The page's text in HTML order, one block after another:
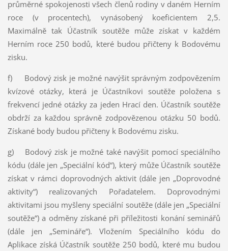
průměrné spokojenosti všech členů rodiny v daném Herním
roce (v procentech), vynásobený koeficientem 2,5.
Maximálně tak Účastník soutěže může získat v každém
Herním roce 250 bodů, které budou přičteny k Bodovému
zisku.
f) Bodový zisk je možné navýšit správným zodpovězením
kvízové otázky, která je Účastníkovi soutěže položena s
frekvencí jedné otázky za jeden Hrací den. Účastník soutěže
obdrží za každou správně zodpovězenou otázku 50 bodů.
Získané body budou přičteny k Bodovému zisku.
g) Bodový zisk je možné také navýšit pomocí speciálního
kódu (dále jen „Speciální kód“), který může Účastník soutěže
získat v rámci doprovodných aktivit (dále jen „Doprovodné
aktivity“) realizovaných Pořadatelem. Doprovodnými
aktivitami jsou myšleny speciální soutěže (dále jen „Speciální
soutěže“) a odměny získané při příležitosti konání seminářů
(dále jen „Semináře“). Vložením Speciálního kódu do
Aplikace získá Účastník soutěže 250 bodů, které mu budou